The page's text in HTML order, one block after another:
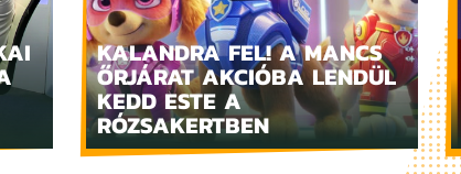
KALANDRA FEL! A MANCS
ŐRJÁRAT AKCIÓBA LENDÜL
KEDD ESTE A
RÓZSAKERTBEN